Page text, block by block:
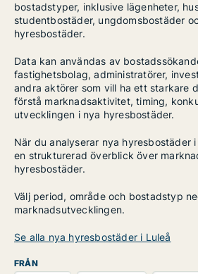
bostadstyper, inklusive lägenheter,
studentbostäder, ungdomsbostäder
hyresbostäder.
Data kan användas av
fastighetsbolag, administratörer,
andra aktörer som vill ha ett starkare
förstå marknadsaktivitet, timing,
utvecklingen i nya hyresbostäder.
När du analyserar nya hyresbostäder
en strukturerad överblick över
hyresbostäder.
Välj period, område och bostadstyp
marknadsutvecklingen.
Se alla nya hyresbostäder i Luleå
FRÅN